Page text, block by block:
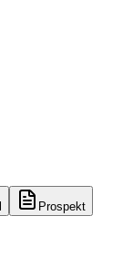
Prospekt